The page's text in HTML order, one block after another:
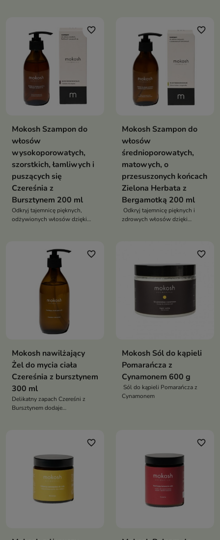
favorite_border
Mokosh Szampon do
włosów
wysokoporowatych,
szorstkich, łamliwych i
puszących się
Czereśnia z
Bursztynem 200 ml
Odkryj tajemnicę pięknych,
odżywionych włosów dzięki
favorite_border
Mokosh Szampon do
włosów
średnioporowatych,
matowych, o
przesuszonych końcach
Zielona Herbata z
Bergamotką 200 ml
Odkryj tajemnicę pięknych i
zdrowych włosów dzięki
favorite_border
Mokosh nawilżający
Żel do mycia ciała
Czereśnia z bursztynem
300 ml
Delikatny zapach Czereśni z
Bursztynem dodaje
favorite_border
Mokosh Sól do kąpieli
Pomarańcza z
Cynamonem 600 g
Sól do kąpieli Pomarańcza z
Cynamonem
favorite_border favorite_border